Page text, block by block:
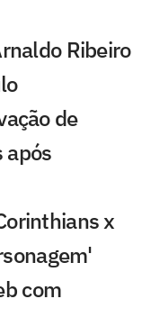
Ribeiro
de
após
x
com